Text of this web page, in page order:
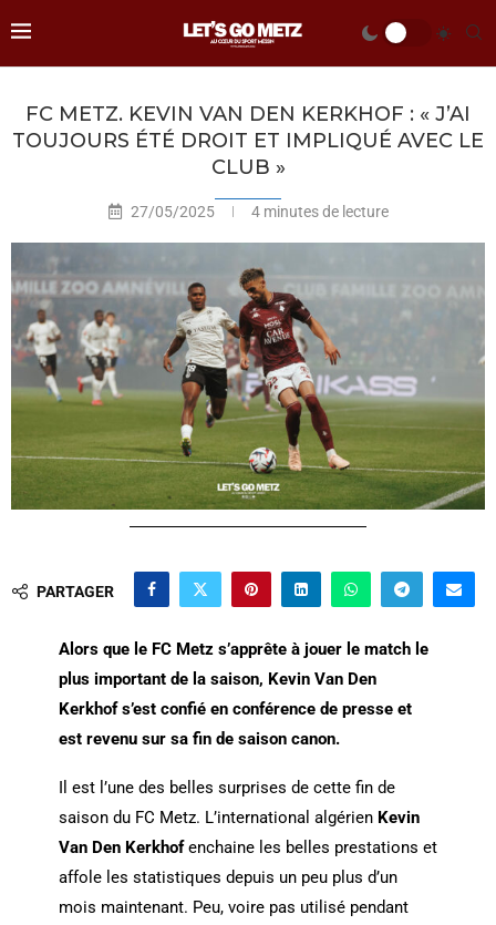
FC METZ. KEVIN VAN DEN KERKHOF : « J’AI
TOUJOURS ÉTÉ DROIT ET IMPLIQUÉ AVEC LE
CLUB »
27/05/2025 4 minutes de lecture
PARTAGER
Alors que le FC Metz s’apprête à jouer le match le
plus important de la saison, Kevin Van Den
Kerkhof s’est confié en conférence de presse et
est revenu sur sa fin de saison canon.
Il est l’une des belles surprises de cette fin de
saison du FC Metz. L’international algérien Kevin
Van Den Kerkhofenchaine les belles prestations et
affole les statistiques depuis un peu plus d’un
mois maintenant. Peu, voire pas utilisé pendant